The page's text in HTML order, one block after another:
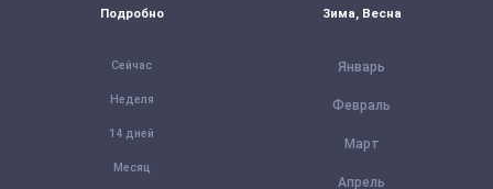
Подробно
Сейчас
Неделя
14 дней
Месяц
Зима, Весна
Январь
Февраль
Март
Апрель